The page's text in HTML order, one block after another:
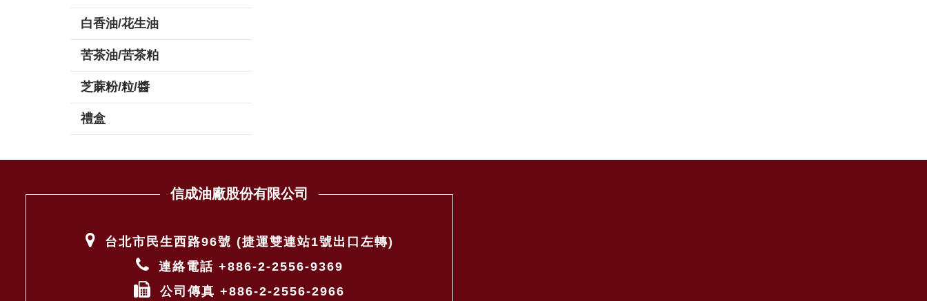
白香油/花生油
苦茶油/苦茶粕
芝蔴粉/粒/醬
禮盒
信成油廠股份有限公司
台北市民生西路96號 (捷運雙連站1號出口左轉)
連絡電話 +886-2-2556-9369
公司傳真 +886-2-2556-2966